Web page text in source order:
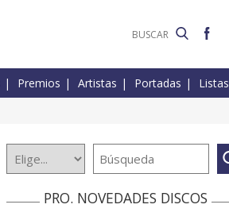
Premios Artistas Portadas Listas
PRO. NOVEDADES DISCOS